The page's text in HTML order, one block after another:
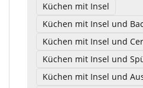
Küchen mit Insel
Küchen mit Insel und
Küchen mit Insel und
Küchen mit Insel und
Küchen mit Insel und